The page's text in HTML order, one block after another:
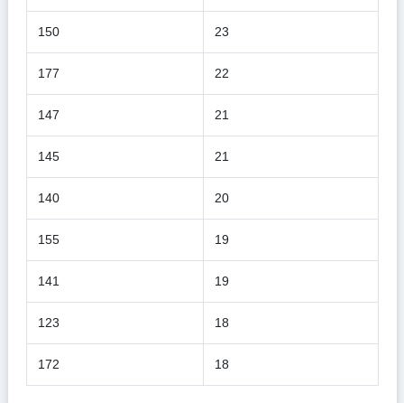
150 23
177 22
147 21
145 21
140 20
155 19
141 19
123 18
172 18